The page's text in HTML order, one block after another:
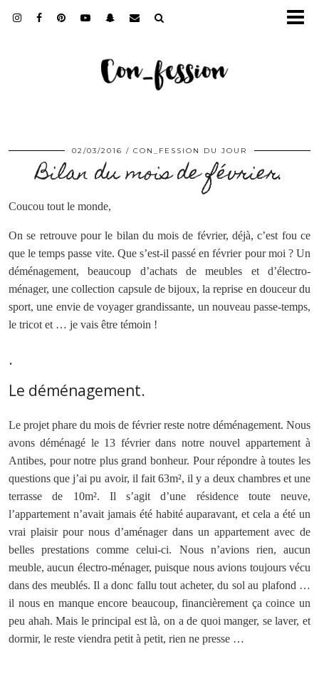
02/03/2016 CON_FESSION DU JOUR
Bilan du mois de février.
Coucou tout le monde,
On se retrouve pour le bilan du mois de février, déjà, c’est fou ce
que le temps passe vite. Que s’est-il passé en février pour moi ? Un
déménagement, beaucoup d’achats de meubles et d’électro-
ménager, une collection capsule de bijoux, la reprise en douceur du
sport, une envie de voyager grandissante, un nouveau passe-temps,
le tricot et … je vais être témoin !
.
Le déménagement.
Le projet phare du mois de février reste notre déménagement. Nous
avons déménagé le 13 février dans notre nouvel appartement à
Antibes, pour notre plus grand bonheur. Pour répondre à toutes les
questions que j’ai pu avoir, il fait 63m², il y a deux chambres et une
terrasse de 10m². Il s’agit d’une résidence toute neuve,
l’appartement n’avait jamais été habité auparavant, et cela a été un
vrai plaisir pour nous d’aménager dans un appartement avec de
belles prestations comme celui-ci. Nous n’avions rien, aucun
meuble, aucun électro-ménager, puisque nous avions toujours vécu
dans des meublés. Il a donc fallu tout acheter, du sol au plafond …
il nous en manque encore beaucoup, financièrement ça coince un
peu ahah. Mais le principal est là, on a de quoi manger, se laver, et
dormir, le reste viendra petit à petit, rien ne presse …